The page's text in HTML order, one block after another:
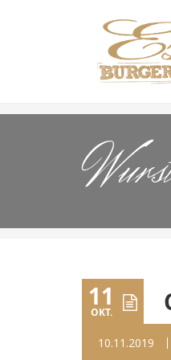
11
OKT.
10.11.2019